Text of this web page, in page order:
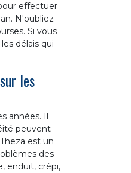
effectuer
N'oubliez
Si vous
délais qui
les
années. Il
peuvent
est un
des
enduit, crépi,